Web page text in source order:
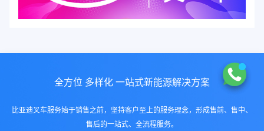
全方位 多样化 一站式新能源解决方案
比亚迪叉车服务始于销售之前，坚持客户至上的服务理念，形成售前、售中、
售后的一站式、全流程服务。